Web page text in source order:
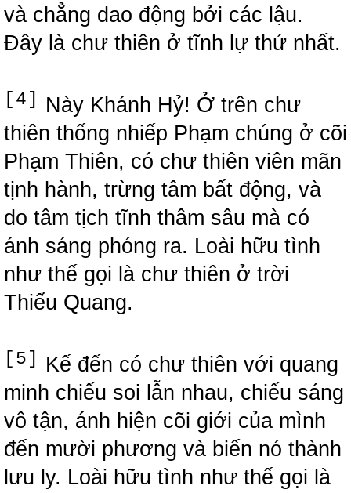
và chẳng dao động bởi các lậu.
Đây là chư thiên ở tĩnh lự thứ nhất.
[4]
Này Khánh Hỷ! Ở trên chư
thiên thống nhiếp Phạm chúng ở cõi
Phạm Thiên, có chư thiên viên mãn
tịnh hành, trừng tâm bất động, và
do tâm tịch tĩnh thâm sâu mà có
ánh sáng phóng ra. Loài hữu tình
như thế gọi là chư thiên ở trời
Thiểu Quang.
[5]
Kế đến có chư thiên với quang
minh chiếu soi lẫn nhau, chiếu sáng
vô tận, ánh hiện cõi giới của mình
đến mười phương và biến nó thành
lưu ly. Loài hữu tình như thế gọi là